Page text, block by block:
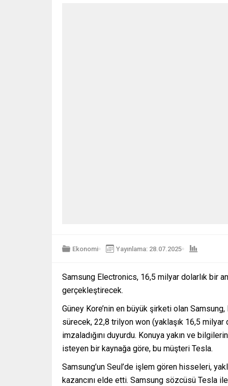
Ekonomi Yayınlama: 28.07.2025
Samsung Electronics, 16,5 milyar dolarlık bir
gerçekleştirecek.
Güney Kore’nin en büyük şirketi olan
sürecek, 22,8 trilyon won (yaklaşık 16,5
imzaladığını duyurdu. Konuya yakın ve
isteyen bir kaynağa göre, bu müşteri Tesla.
Samsung’un Seul’de işlem gören hisseleri,
kazancını elde etti. Samsung sözcüsü Tesla